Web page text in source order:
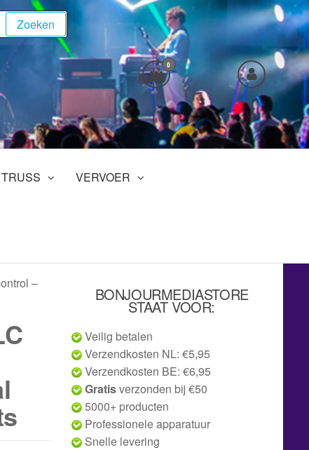
Zoeken
0
TRUSS VERVOER
–
BONJOURMEDIASTORE
STAAT VOOR:
Veilig betalen
Verzendkosten NL: €5,95
Verzendkosten BE: €6,95
Gratisverzonden bij €50
5000+ producten
Professionele apparatuur
Snelle levering